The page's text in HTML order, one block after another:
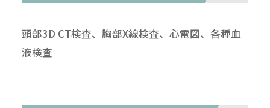
頭部3D CT検査、胸部X線検査、心電図、各種血
液検査